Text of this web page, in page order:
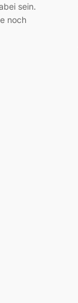
sein.
noch